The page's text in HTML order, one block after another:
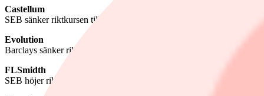
Castellum
SEB sänker riktkursen till 112 kronor (117), upprepar behåll
Evolution
Barclays sänker riktkursen till 560 kronor (575), upprepar undervikt
FLSmidth
SEB höjer riktkursen till 635 danska kronor (570), upprepar köp